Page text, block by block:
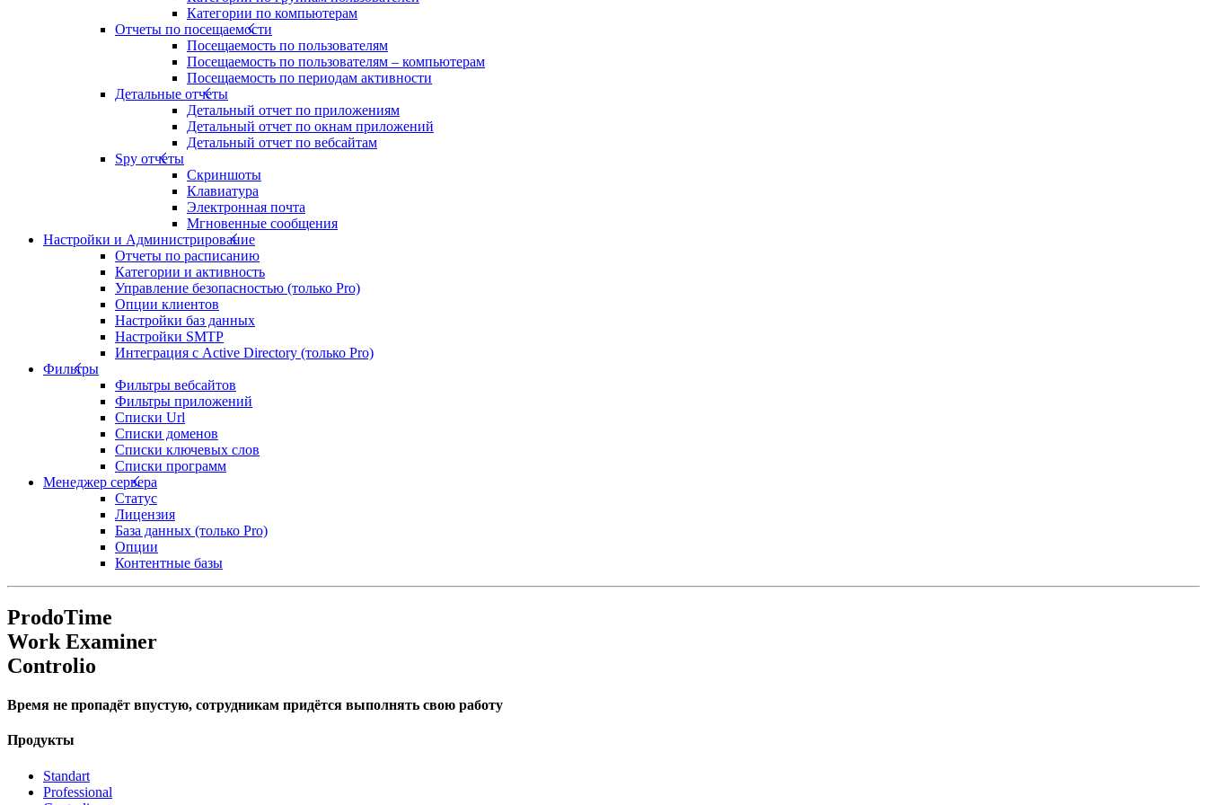
Категории по компьютерам
Отчеты по посещаемости
Посещаемость по пользователям
Посещаемость по пользователям – компьютерам
Посещаемость по периодам активности
Детальные отчеты
Детальный отчет по приложениям
Детальный отчет по окнам приложений
Детальный отчет по вебсайтам
Spy отчеты
Скриншоты
Клавиатура
Электронная почта
Мгновенные сообщения
Настройки и Администрирование
Отчеты по расписанию
Категории и активность
Управление безопасностью (только Pro)
Опции клиентов
Настройки баз данных
Настройки SMTP
Интеграция с Active Directory (только Pro)
Фильтры
Фильтры вебсайтов
Фильтры приложений
Списки Url
Списки доменов
Списки ключевых слов
Списки программ
Менеджер сервера
Статус
Лицензия
База данных (только Pro)
Опции
Контентные базы
ProdoTime
Work Examiner
Controlio
Время не пропадёт впустую, сотрудникам придётся выполнять свою работу
Продукты
Standart
Professional